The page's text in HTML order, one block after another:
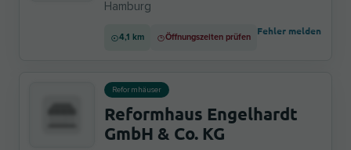
Hamburg
4,1 km Öffnungszeiten prüfen
Fehler melden
Reformhäuser
Reformhaus Engelhardt
GmbH & Co. KG